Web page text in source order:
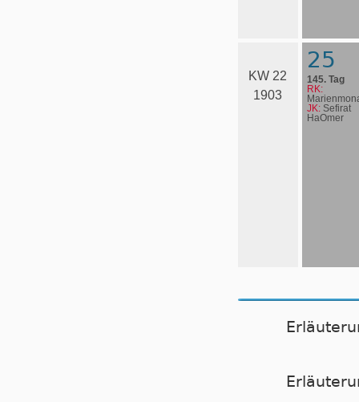
KW 22
1903
25
145. Tag
RK:
JK: Sefirat
HaOmer